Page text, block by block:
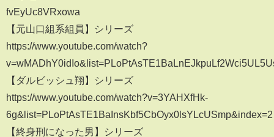
fvEyUc8VRxowa
【元山口組系組員】シリーズ
https://www.youtube.com/watch?
【ダルビッシュ翔】シリーズ
https://www.youtube.com/watch?v=3YAHXfHk-
6g&list=PLoPtAsTE1BaInsKbf5CbOyx0lsYLcUSmp&index=2
【終身刑になった男】シリーズ